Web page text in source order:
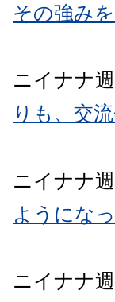
その強み
ニイナナ
りも、交
ニイナナ
ようにな
ニイナナ